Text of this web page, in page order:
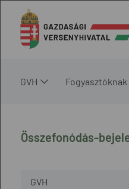
GVH Fogyasztóknak
Összefonódás-
GVH